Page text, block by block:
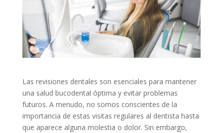
Las revisiones dentales son esenciales para mantener
una salud bucodental óptima y evitar problemas
futuros. A menudo, no somos conscientes de la
importancia de estas visitas regulares al dentista hasta
que aparece alguna molestia o dolor. Sin embargo,